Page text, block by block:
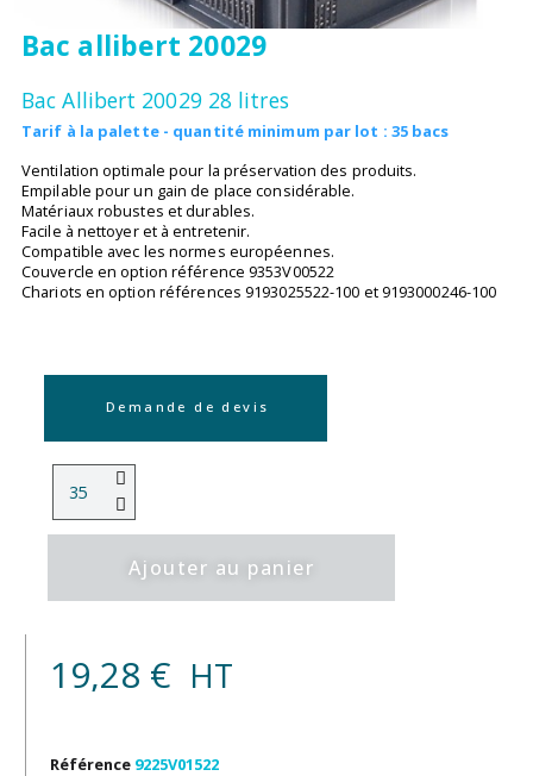
Bac allibert 20029
Bac Allibert 20029 28 litres
Tarif à la palette - quantité minimum par lot : 35 bacs
Ventilation optimale pour la préservation des produits.
Empilable pour un gain de place considérable.
Matériaux robustes et durables.
Facile à nettoyer et à entretenir.
Compatible avec les normes européennes.
Couvercle en option référence 9353V00522
Chariots en option références 9193025522-100 et 9193000246-100
Demande de devis
Ajouter au panier
19,28 € HT
Référence 9225V01522